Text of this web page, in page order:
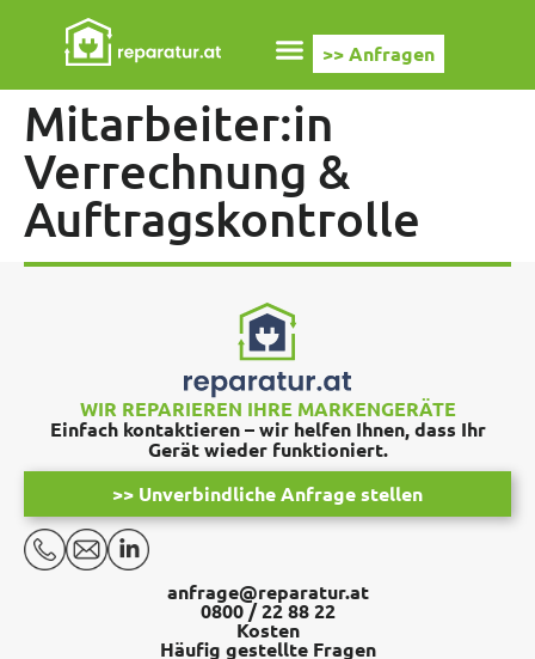
>> Anfragen
Mitarbeiter:in
Verrechnung &
Auftragskontrolle
WIR REPARIEREN IHRE MARKENGERÄTE
Einfach kontaktieren – wir helfen Ihnen, dass Ihr
Gerät wieder funktioniert.
>> Unverbindliche Anfrage stellen
anfrage@reparatur.at
0800 / 22 88 22
Kosten
Häufig gestellte Fragen